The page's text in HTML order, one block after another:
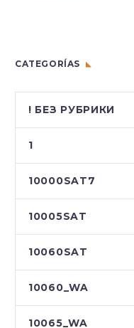
CATEGORÍAS
! БЕЗ РУБРИКИ
1
10000SAT7
10005SAT
10060SAT
10060_WA
10065_WA